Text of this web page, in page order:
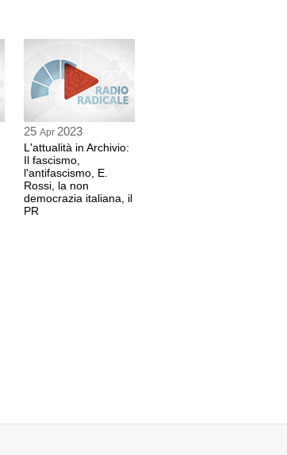
25 Apr 2023
L'attualità in Archivio:
Il fascismo,
l'antifascismo, E.
Rossi, la non
democrazia italiana, il
PR